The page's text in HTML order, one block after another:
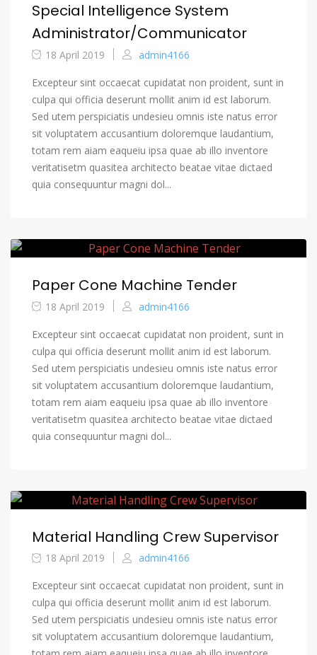
Special Intelligence System
Administrator/Communicator
18 April 2019 admin4166
Excepteur sint occaecat cupidatat non proident, sunt in
culpa qui officia deserunt mollit anim id est laborum.
Sed utem perspiciatis undesieu omnis iste natus error
sit voluptatem accusantium doloremque laudantium,
totam rem aiam eaqueiu ipsa quae ab illo inventore
veritatisetm quasitea architecto beatae vitae dictaed
quia consequuntur magni dol...
Paper Cone Machine Tender
18 April 2019 admin4166
Excepteur sint occaecat cupidatat non proident, sunt in
culpa qui officia deserunt mollit anim id est laborum.
Sed utem perspiciatis undesieu omnis iste natus error
sit voluptatem accusantium doloremque laudantium,
totam rem aiam eaqueiu ipsa quae ab illo inventore
veritatisetm quasitea architecto beatae vitae dictaed
quia consequuntur magni dol...
Material Handling Crew Supervisor
18 April 2019 admin4166
Excepteur sint occaecat cupidatat non proident, sunt in
culpa qui officia deserunt mollit anim id est laborum.
Sed utem perspiciatis undesieu omnis iste natus error
sit voluptatem accusantium doloremque laudantium,